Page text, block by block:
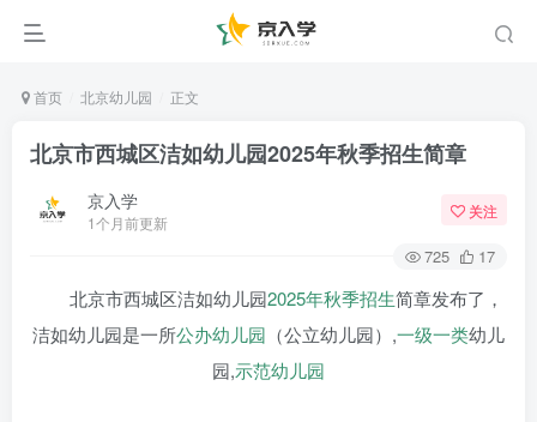
首页 北京幼儿园 正文
北京市西城区洁如幼儿园2025年秋季招生简章
京入学
1个月前更新
关注
725 17
北京市西城区洁如幼儿园2025年秋季招生简章发布了，
洁如幼儿园是一所公办幼儿园 （公立幼儿园）,一级一类幼儿
园,示范幼儿园